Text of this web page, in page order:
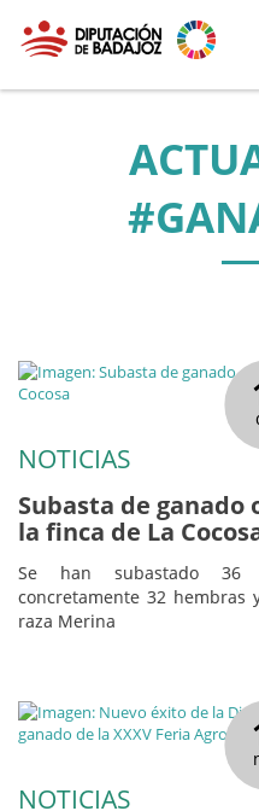
NOTICIAS
Subasta de
la finca de La
Se han subastado 36
concretamente 32 hembras
raza Merina
NOTICIAS